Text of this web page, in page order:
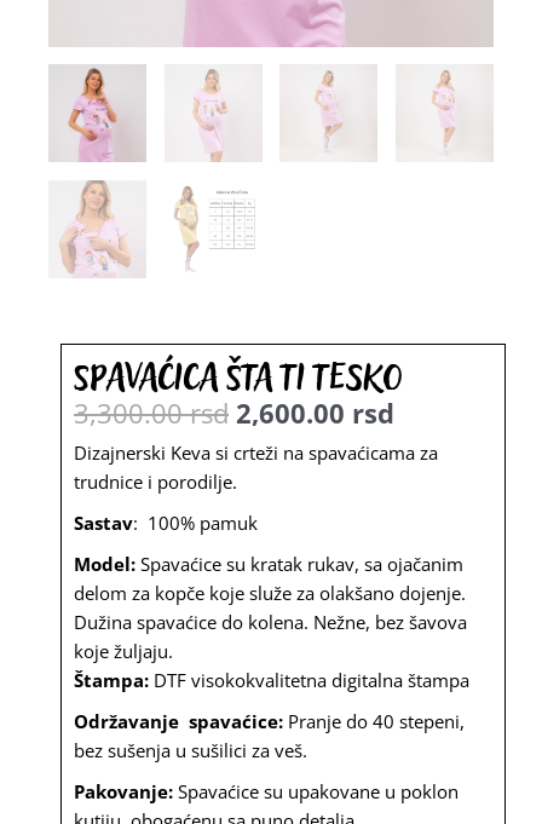
Spavaćica Šta ti tesko
3,300.00rsd
Originalna
cena
je
bila:
3,300.00
2,600.00 rsd
Trenutna
2,600.00
rsd.
Dizajnerski Keva si crteži na spavaćicama za
trudnice i porodilje.
Sastav: 100% pamuk
Model: Spavaćice su kratak rukav, sa ojačanim
delom za kopče koje služe za olakšano dojenje.
Dužina spavaćice do kolena. Nežne, bez šavova
koje žuljaju.
Štampa: DTF visokokvalitetna digitalna štampa
Održavanje spavaćice: Pranje do 40 stepeni,
bez sušenja u sušilici za veš.
Pakovanje: Spavaćice su upakovane u poklon